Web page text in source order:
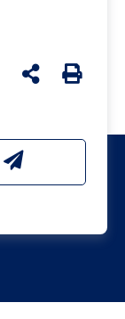
udostępnij na
Generuj